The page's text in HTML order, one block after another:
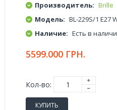
Производитель: Brille
Модель: BL-229S/1 E27
Наличие: Есть в
5599.000 ГРН.
Кол-во:
КУПИТЬ